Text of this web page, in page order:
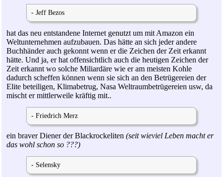
- Jeff Bezos
hat das neu entstandene Internet genutzt um mit Amazon ein
Weltunternehmen aufzubauen. Das hätte an sich jeder andere
Buchhänder auch gekonnt wenn er die Zeichen der Zeit erkannt
hätte. Und ja, er hat offensichtlich auch die heutigen Zeichen der
Zeit erkannt wo solche Miliardäre wie er am meisten Kohle
dadurch scheffen können wenn sie sich an den Betrügereien der
Elite beteiligen, Klimabetrug, Nasa Weltraumbetrügereien usw, da
mischt er mittlerweile kräftig mit..
- Friedrich Merz
ein braver Diener der Blackrockeliten (seit wieviel Leben macht er
das wohl schon so ???)
- Selensky